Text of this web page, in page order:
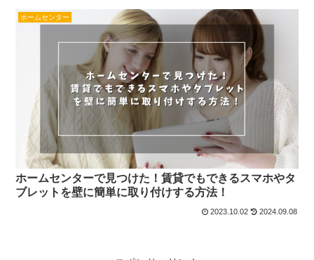
ホームセンター
ホームセンターで見つけた！賃貸でもできるスマホやタ
ブレットを壁に簡単に取り付けする方法！
2023.10.02 2024.09.08